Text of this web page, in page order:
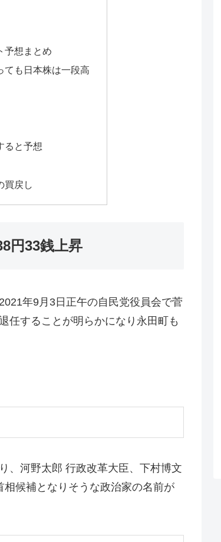
予想まとめ
ても日本株は一段高
ると予想
買戻し
円33銭上昇
年9月3日正午の自民党役員会で菅
任することが明らかになり永田町も
、河野太郎 行政改革大臣、下村博文
候補となりそうな政治家の名前が